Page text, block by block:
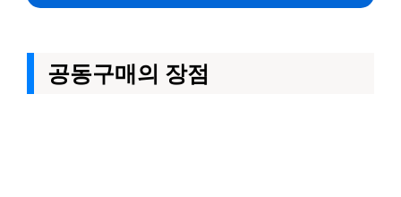
공동구매의 장점